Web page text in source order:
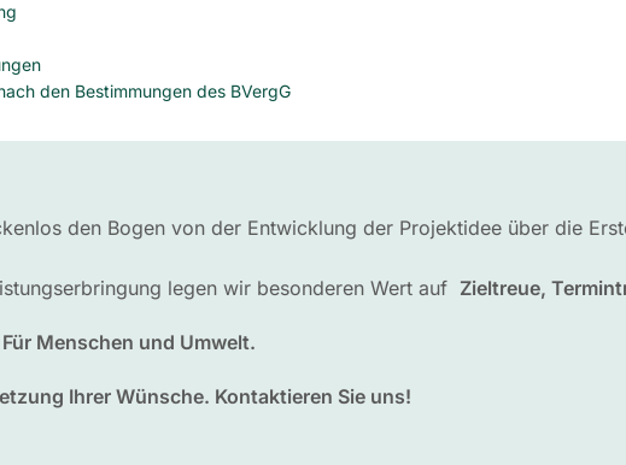
den Bestimmungen des BVergG
den Bogen von der Entwicklung der Projektidee über die
legen wir besonderen Wert auf Zieltreue,
Menschen und Umwelt.
Ihrer Wünsche. Kontaktieren Sie uns!